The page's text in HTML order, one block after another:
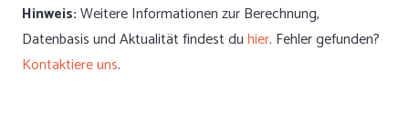
Hinweis:Weitere Informationen zur Berechnung,
Datenbasis und Aktualität findest duhier. Fehler gefunden?
Kontaktiere uns.